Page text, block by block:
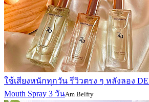
ใช้เสียงหนักทุกวัน รีวิวตรง ๆ หลังลอง
Mouth Spray 3 วันAm Belfry